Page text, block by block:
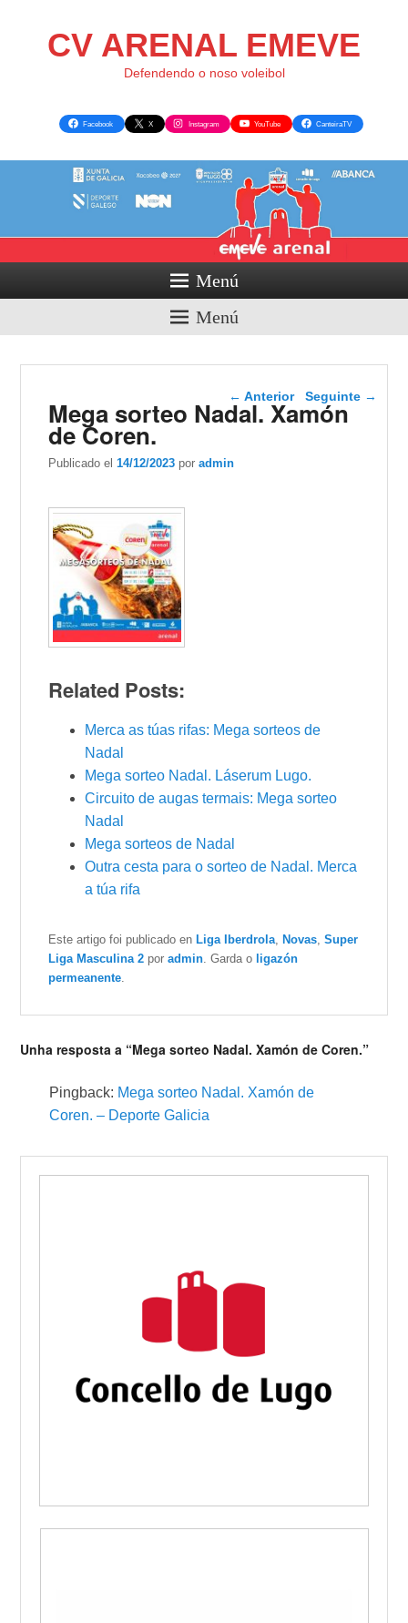
CV ARENAL EMEVE
Defendendo o noso voleibol
Facebook X Instagram YouTube CanteiraTV
Menú
Menú
Navegador de artigos
← Anterior Seguinte →
Mega sorteo Nadal. Xamón
de Coren.
Publicado el14/12/2023 poradmin
Related Posts:
Merca as túas rifas: Mega sorteos de
Nadal
Mega sorteo Nadal. Láserum Lugo.
Circuito de augas termais: Mega sorteo
Nadal
Mega sorteos de Nadal
Outra cesta para o sorteo de Nadal. Merca
a túa rifa
Este artigo foi publicado enLiga Iberdrola ,Novas ,Super
Liga Masculina 2 poradmin . Garda o ligazón
permeanente
Unha resposta a “Mega sorteo Nadal. Xamón de Coren.”
Pingback: Mega sorteo Nadal. Xamón de
Coren. – Deporte Galicia